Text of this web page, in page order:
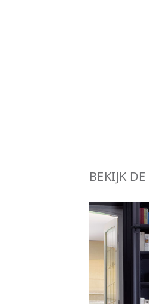
BEKIJK DE
Image